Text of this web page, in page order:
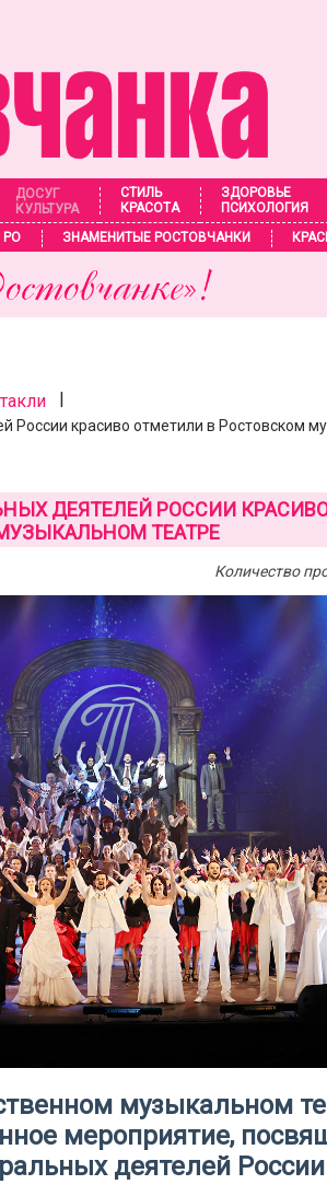
ДОСУГ
КУЛЬТУРА
СТИЛЬ
КРАСОТА
ЗДОРОВЬЕ
ПСИХОЛОГИЯ
ЗНАМЕНИТЫЕ РОСТОВЧАНКИ
|
России красиво отметили в Ростовском
ДЕЯТЕЛЕЙ РОССИИ
ТЕАТРЕ
Количество
музыкальном
мероприятие,
деятелей